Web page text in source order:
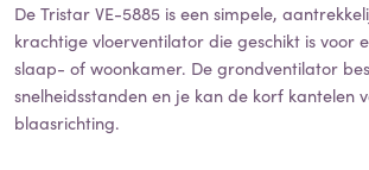
De Tristar VE-5885 is een simpele,
krachtige vloerventilator die geschikt is voor
slaap- of woonkamer. De grondventilator
snelheidsstanden en je kan de korf kantelen
blaasrichting.